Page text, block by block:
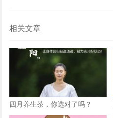
相关文章
四月养生茶，你选对了吗？